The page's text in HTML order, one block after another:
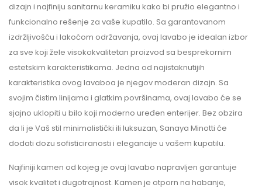
dizajn i najfiniju sanitarnu keramiku kako bi pružio elegantno i
funkcionalno rešenje za vaše kupatilo. Sa garantovanom
izdržljivošću i lakoćom održavanja, ovaj lavabo je idealan izbor
za sve koji žele visokokvalitetan proizvod sa besprekornim
estetskim karakteristikama. Jedna od najistaknutijih
karakteristika ovog lavaboa je njegov moderan dizajn. Sa
svojim čistim linijama i glatkim površinama, ovaj lavabo će se
sjajno uklopiti u bilo koji moderno uređen enterijer. Bez obzira
da li je Vaš stil minimalistički ili luksuzan, Sanaya Minotti će
dodati dozu sofisticiranosti i elegancije u vašem kupatilu.
Najfiniji kamen od kojeg je ovaj lavabo napravljen garantuje
visok kvalitet i dugotrajnost. Kamen je otporn na habanje,